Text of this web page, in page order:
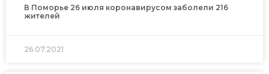
В Поморье 26 июля коронавирусом заболели 216
жителей
26.07.2021